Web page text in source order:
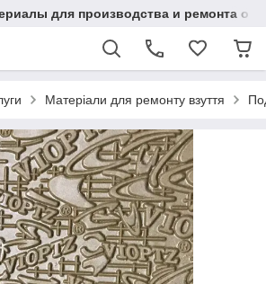
для производства и ремонта
Матеріали для ремонту взуття